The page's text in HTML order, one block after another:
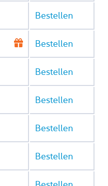
Bestellen
Bestellen
Bestellen
Bestellen
Bestellen
Bestellen